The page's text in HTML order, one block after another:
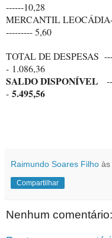
------10,28
MERCANTIL
--------- 5,60
TOTAL DE DESPESAS
- 1.086,36
SALDO DISPONÍVEL
- 5.495,56
Raimundo Soares Filho às
Compartilhar
Nenhum comentário: